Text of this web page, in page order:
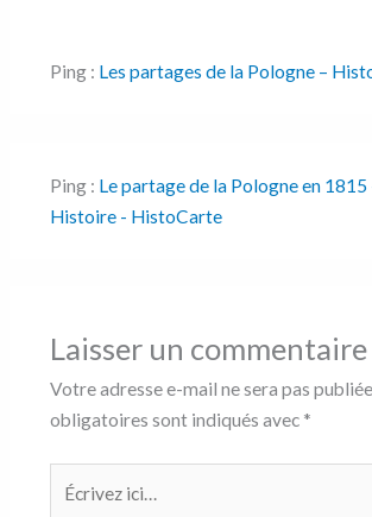
Ping : Les partages de la Pologne –
Ping : Le partage de la Pologne en
Histoire - HistoCarte
Laisser un commentaire
Votre adresse e-mail ne sera pas
obligatoires sont indiqués avec *